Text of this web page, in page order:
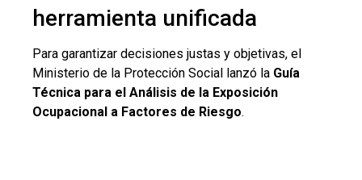
herramienta unificada
Para garantizar decisiones justas y objetivas, el
Ministerio de la Protección Social lanzó la Guía
Técnica para el Análisis de la Exposición
Ocupacional a Factores de Riesgo.